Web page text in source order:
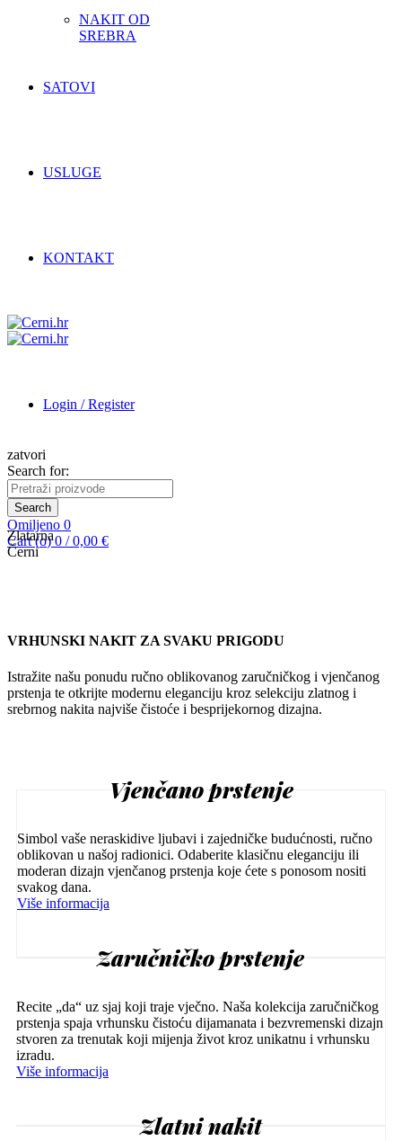
NAKIT OD
SREBRA
SATOVI
USLUGE
KONTAKT
Login / Register
zatvori
Search for:
Search
Omiljeno 0
Cart (o) 0 / 0,00 €
Zlatarna
Černi
VRHUNSKI NAKIT ZA SVAKU PRIGODU
Istražite našu ponudu ručno oblikovanog zaručničkog i vjenčanog
prstenja te otkrijte modernu eleganciju kroz selekciju zlatnog i
srebrnog nakita najviše čistoće i besprijekornog dizajna.
Vjenčano prstenje
Simbol vaše neraskidive ljubavi i zajedničke budućnosti, ručno
oblikovan u našoj radionici. Odaberite klasičnu eleganciju ili
moderan dizajn vjenčanog prstenja koje ćete s ponosom nositi
svakog dana.
Više informacija
Zaručničko prstenje
Recite „da“ uz sjaj koji traje vječno. Naša kolekcija zaručničkog
prstenja spaja vrhunsku čistoću dijamanata i bezvremenski dizajn
stvoren za trenutak koji mijenja život kroz unikatnu i vrhunsku
izradu.
Više informacija
Zlatni nakit